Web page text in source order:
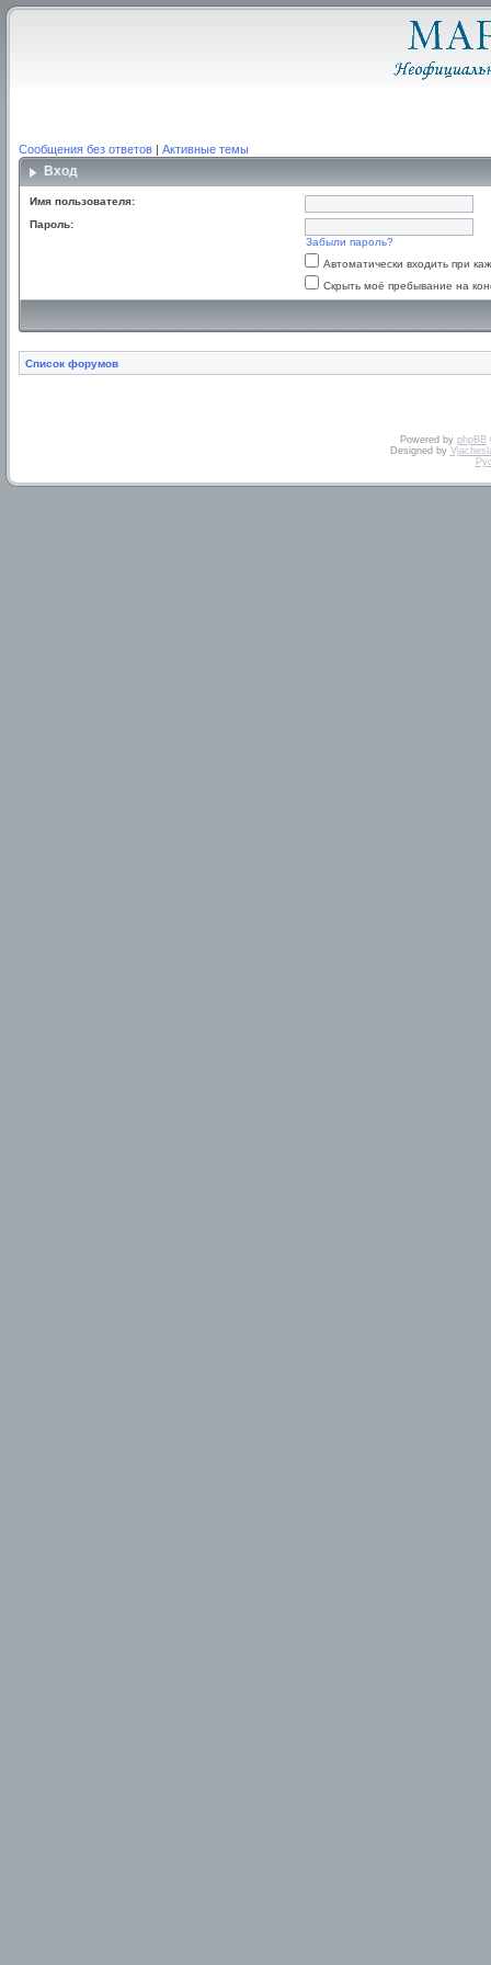
Сообщения без ответов | Активные темы
Вход
Имя пользователя:
Пароль:
Забыли пароль?
Автоматически входить при
Скрыть моё пребывание на
Список форумов
Powered by phpBB
Designed by